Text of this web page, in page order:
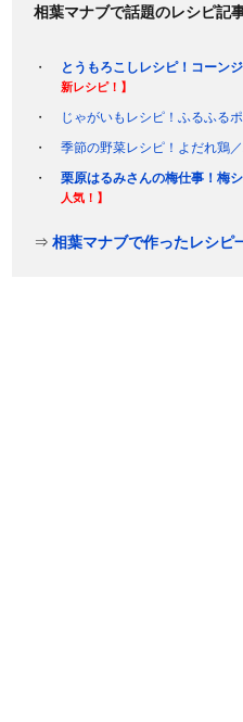
相葉マナブで話題のレシピ記
とうもろこしレシピ！コーン
新レシピ！】
じゃがいもレシピ！ふるふる
季節の野菜レシピ！よだれ鶏
栗原はるみさんの梅仕事！梅
人気！】
⇒相葉マナブで作ったレシピ